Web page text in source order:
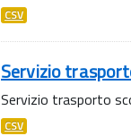
CSV
Servizio
Servizio trasporto
CSV